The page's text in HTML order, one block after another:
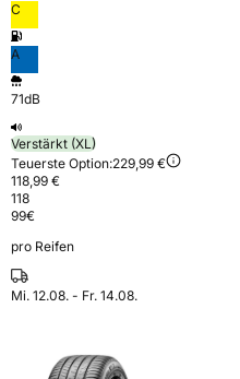
C
A
71dB
Verstärkt (XL)
Teuerste Option:229,99 €
118,99 €
118
99€
pro Reifen
Mi. 12.08. - Fr. 14.08.